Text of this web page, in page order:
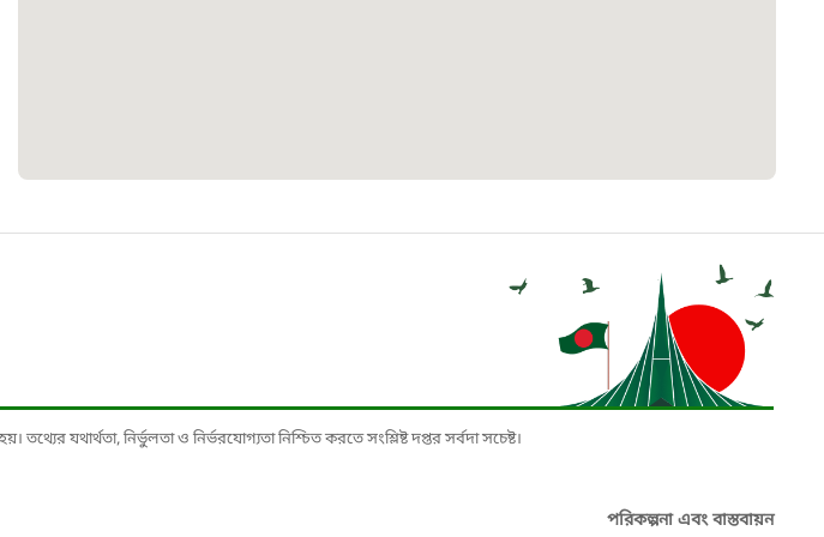
১৬১০৯
বাংলাদেশ কর্মচারী কল্যাণ বোর্ড হটলাইন
০১৯০৮৮৮৮৮৮৮
১৬১১৩
যথার্থতা, নির্ভুলতা ও নির্ভরযোগ্যতা নিশ্চিত করতে সংশ্লিষ্ট দপ্তর সর্বদা সচেষ্ট।
পরিকল্পনা এবং বাস্তবায়ন